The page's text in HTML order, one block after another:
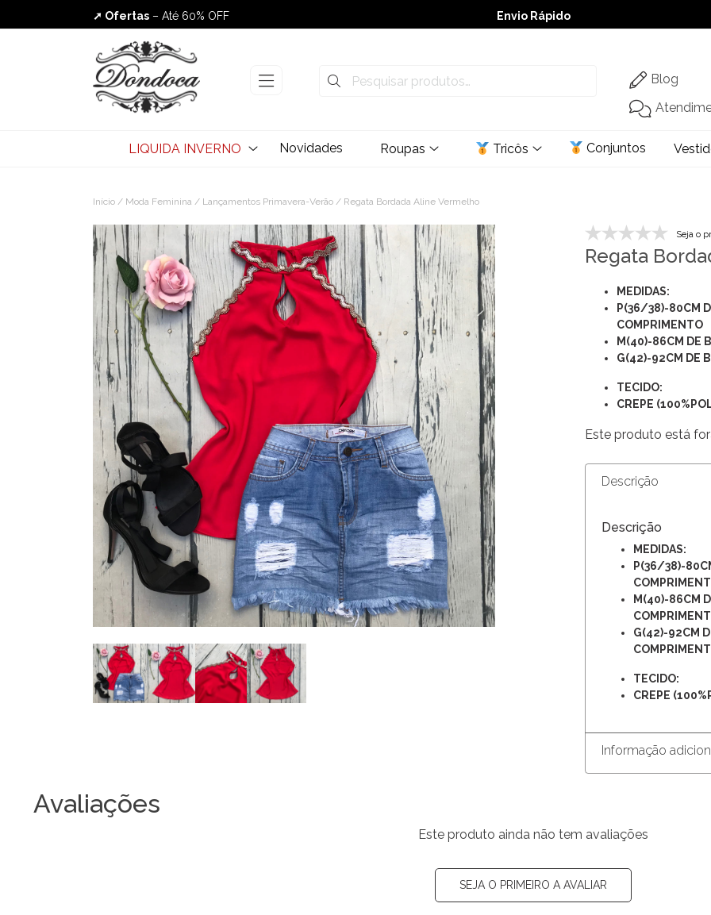
➚ Ofertas – Até 60% OFF
Envio Rápido
Envio Rápido
➚ Ofertas– Até 60% OFF
Blog
LIQUIDA INVERNO Novidades Roupas Tricôs Conjuntos
Início / Moda Feminina / Lançamentos Primavera-Verão / Regata Bordada Aline Vermelho
Seja o
Regata
MEDIDAS:
P(36/38)-80CM
COMPRIMENTO
M(40)-86CM DE
G(42)-92CM DE
TECIDO:
CREPE (
Este produto está
Descrição
Descrição
MEDIDAS:
P(36/38)-
M(40)-86CM
G(42)-92CM
TECIDO:
CREPE (
Informação
Avaliações
Este produto ainda não tem avaliações
SEJA O PRIMEIRO A AVALIAR